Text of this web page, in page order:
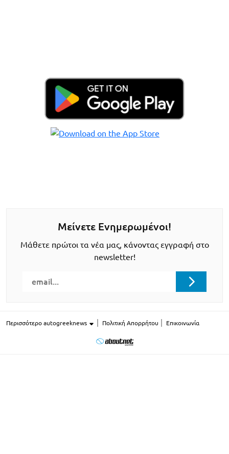
Μείνετε Ενημερωμένοι!
Μάθετε πρώτοι τα νέα μας, κάνοντας εγγραφή στο
newsletter!
Περισσότερο autogreeknews Πολιτική Απορρήτου Επικοινωνία